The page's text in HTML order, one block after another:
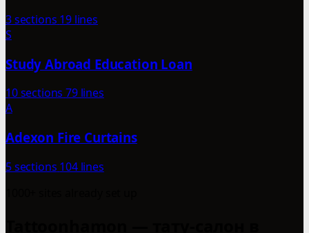
3 sections 19 lines
S
Study Abroad Education Loan
10 sections 79 lines
A
Adexon Fire Curtains
5 sections 104 lines